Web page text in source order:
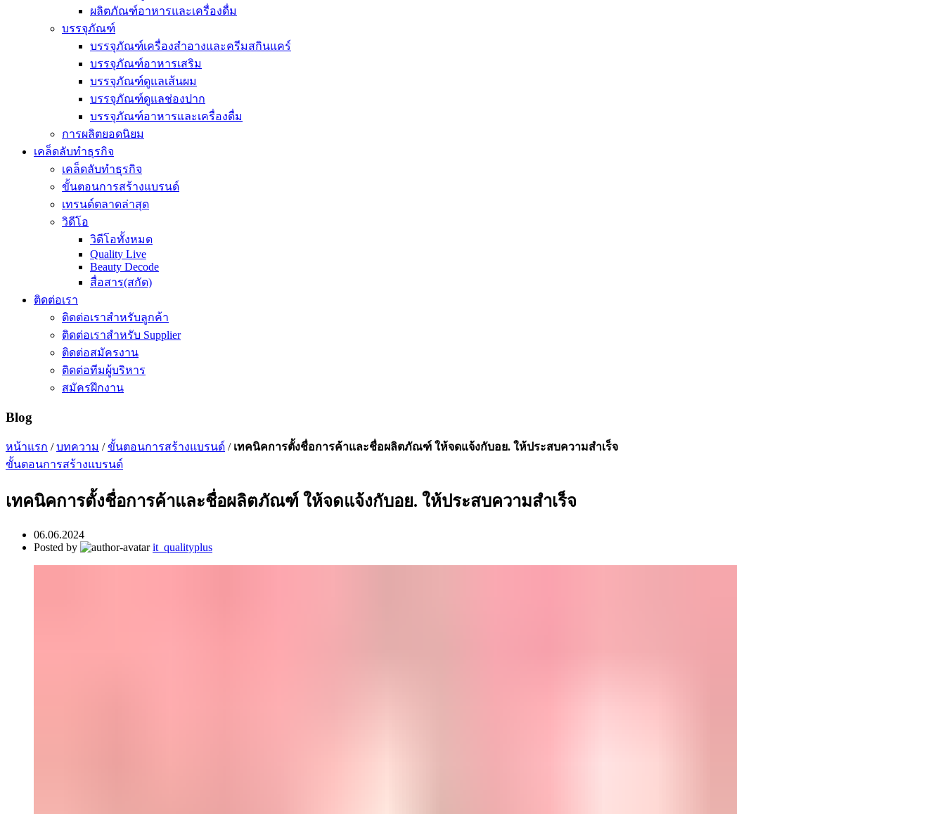
ผลิตภัณฑ์อาหารและเครื่องดื่ม
บรรจุภัณฑ์
บรรจุภัณฑ์เครื่องสำอางและครีมสกินแคร์
บรรจุภัณฑ์อาหารเสริม
บรรจุภัณฑ์ดูแลเส้นผม
บรรจุภัณฑ์ดูแลช่องปาก
บรรจุภัณฑ์อาหารและเครื่องดื่ม
การผลิตยอดนิยม
เคล็ดลับทำธุรกิจ
เคล็ดลับทำธุรกิจ
ขั้นตอนการสร้างแบรนด์
เทรนด์ตลาดล่าสุด
วิดีโอ
วิดีโอทั้งหมด
Quality Live
Beauty Decode
สื่อสาร(สกัด)
ติดต่อเรา
ติดต่อเราสำหรับลูกค้า
ติดต่อเราสำหรับ Supplier
ติดต่อสมัครงาน
ติดต่อทีมผู้บริหาร
สมัครฝึกงาน
Blog
หน้าแรก /บทความ /ขั้นตอนการสร้างแบรนด์ / เทคนิคการตั้งชื่อการค้าและชื่อผลิตภัณฑ์ ให้จดแจ้งกับอย. ให้ประสบความสำเร็จ
ขั้นตอนการสร้างแบรนด์
เทคนิคการตั้งชื่อการค้าและชื่อผลิตภัณฑ์ ให้จดแจ้งกับอย. ให้ประสบความสำเร็จ
06.06.2024
Posted by
it_qualityplus